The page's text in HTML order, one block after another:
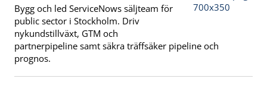
Bygg och led ServiceNows säljteam för
public sector i Stockholm. Driv
nykundstillväxt, GTM och
partnerpipeline samt säkra träffsäker pipeline och
prognos.